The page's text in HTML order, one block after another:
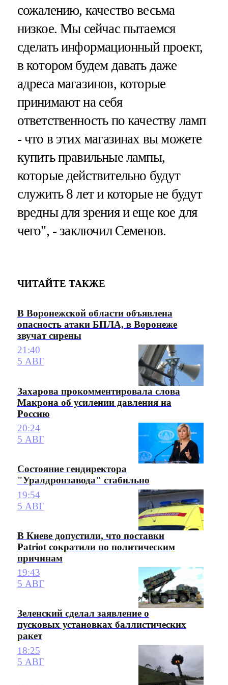
сожалению, качество весьма
низкое. Мы сейчас пытаемся
сделать информационный проект,
в котором будем давать даже
адреса магазинов, которые
принимают на себя
ответственность по качеству ламп
- что в этих магазинах вы можете
купить правильные лампы,
которые действительно будут
служить 8 лет и которые не будут
вредны для зрения и еще кое для
чего", - заключил Семенов.
ЧИТАЙТЕ ТАКЖЕ
В Воронежской области объявлена
опасность атаки БПЛА, в Воронеже
звучат сирены
21:40
5 АВГ
Захарова прокомментировала слова
Макрона об усилении давления на
Россию
20:24
5 АВГ
Состояние гендиректора
"Уралдронзавода" стабильно
19:54
5 АВГ
В Киеве допустили, что поставки
Patriot сократили по политическим
причинам
19:43
5 АВГ
Зеленский сделал заявление о
пусковых установках баллистических
ракет
18:25
5 АВГ